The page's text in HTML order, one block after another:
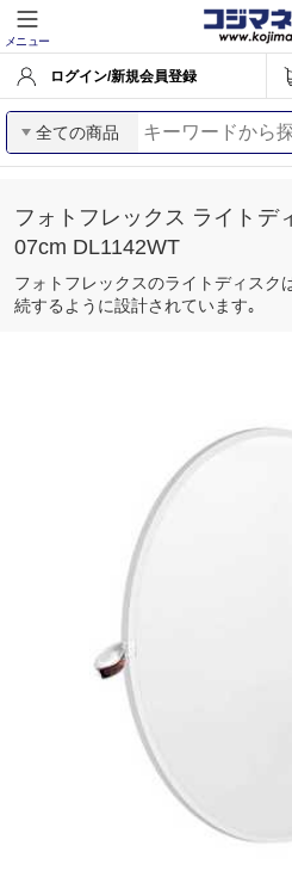
メニュー
ログイン/新規会員登録
全ての商品
フォトフレックス ライトデ
07cm DL1142WT
フォトフレックスのライトディスク
続するように設計されています｡